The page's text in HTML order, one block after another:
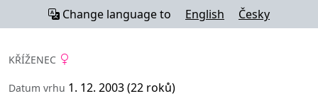
Change language to English Česky
KŘÍŽENEC
Datum vrhu 1. 12. 2003 (22 roků)